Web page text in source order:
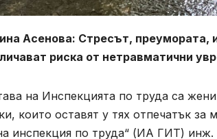
Асенова: Стресът, преумората,
риска от нетравматични
на Инспекцията по труда са
които оставят у тях отпечатък за
инспекция по труда“ (ИА ГИТ)